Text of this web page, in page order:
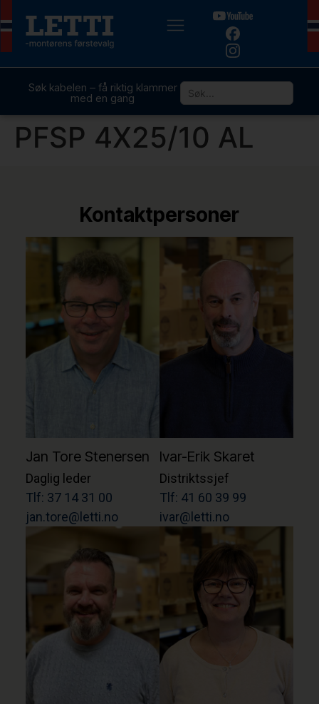
Søk kabelen – få riktig klammer
med en gang
PFSP 4X25/10 AL
Kontaktpersoner
Jan Tore Stenersen
Daglig leder
Tlf: 37 14 31 00
jan.tore@letti.no
Ivar-Erik Skaret
Distriktssjef
Tlf: 41 60 39 99
ivar@letti.no